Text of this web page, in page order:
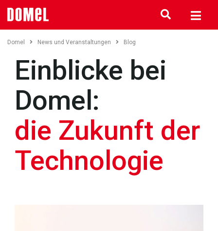
Domel News und Veranstaltungen Blog
Einblicke bei
Domel:
die Zukunft der
Technologie